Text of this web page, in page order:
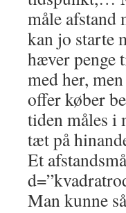
måle afstand
kan jo starte
hæver penge
med her,
offer køber
tiden måles i
tæt på
Et
Man kunne